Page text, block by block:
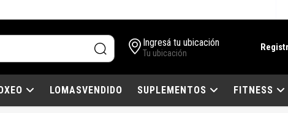
Ingresá tu ubicación
Tu ubicación
LOMASVENDIDO SUPLEMENTOS FITNESS